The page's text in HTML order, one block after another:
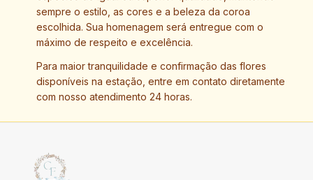
sempre o estilo, as cores e a beleza da coroa
escolhida. Sua homenagem será entregue com o
máximo de respeito e excelência.
Para maior tranquilidade e confirmação das flores
disponíveis na estação, entre em contato diretamente
com nosso atendimento 24 horas.